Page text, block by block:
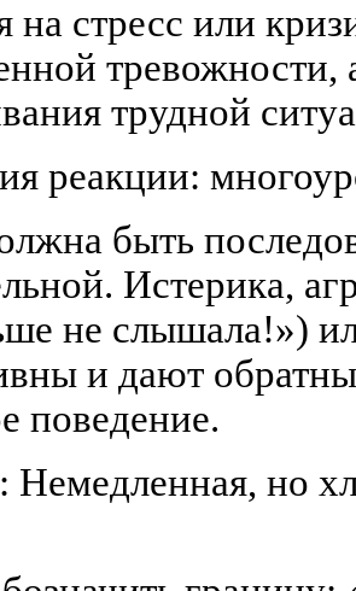
на стресс или
тревожности,
трудной
реакции:
быть
. Истерика,
не слышала!»)
и дают
поведение.
Немедленная, но